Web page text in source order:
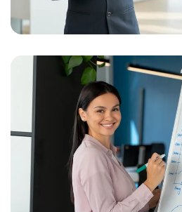
Web Presence Initiative
Designed Comprehensively